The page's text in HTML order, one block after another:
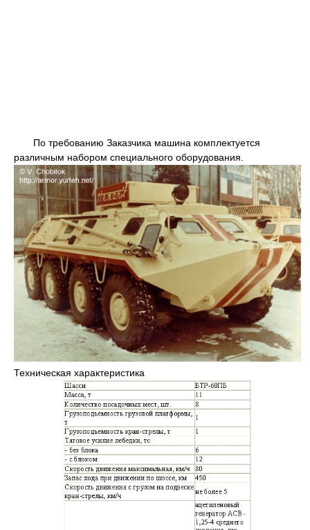
По требованию Заказчика машина комплектуется
различным набором специального оборудования.
Техническая характеристика